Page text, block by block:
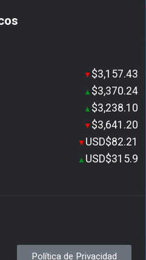
▼ $3,157.43
▲ $3,370.24
▲ $3,238.10
▼ $3,641.20
▼ USD$82.21
▲ USD$315.9
Política de Privacidad